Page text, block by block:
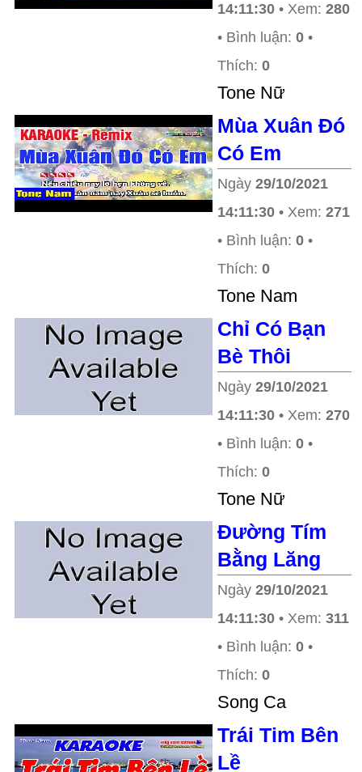
14:11:30 • Xem: 280
• Bình luận: 0 •
Thích: 0
Tone Nữ
Mùa Xuân Đó
Có Em
Ngày 29/10/2021
14:11:30 • Xem: 271
• Bình luận: 0 •
Thích: 0
Tone Nam
Chỉ Có Bạn
Bè Thôi
Ngày 29/10/2021
14:11:30 • Xem: 270
• Bình luận: 0 •
Thích: 0
Tone Nữ
Đường Tím
Bằng Lăng
Ngày 29/10/2021
14:11:30 • Xem: 311
• Bình luận: 0 •
Thích: 0
Song Ca
Trái Tim Bên
Lề